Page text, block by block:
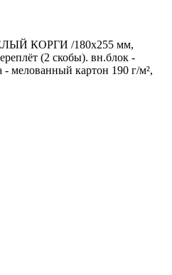
КОРГИ /180х255 мм,
(2 скобы). вн.блок -
мелованный картон 190 г/м²,